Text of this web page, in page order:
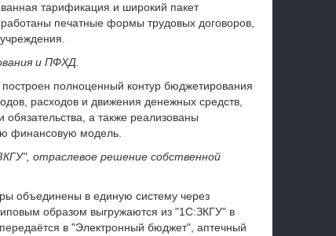
тарификация и широкий пакет
печатные формы трудовых договоров,
и ПФХД.
полноценный контур бюджетирования
расходов и движения денежных средств,
а также реализованы
финансовую модель.
отраслевое решение собственной
объединены в единую систему через
образом выгружаются из "1С:ЗКГУ" в
в "Электронный бюджет", аптечный